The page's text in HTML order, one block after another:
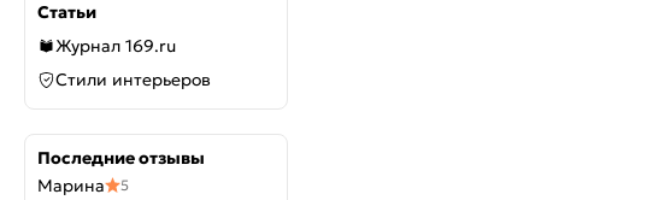
Статьи
Журнал 169.ru
Стили интерьеров
Последние отзывы
Марина
5